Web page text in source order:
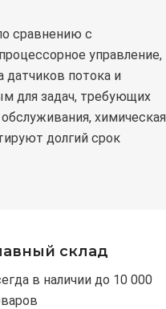
сравнению с
управление,
потока и
для задач, требующих
химическая
долгий срок
склад
в наличии до 10 000